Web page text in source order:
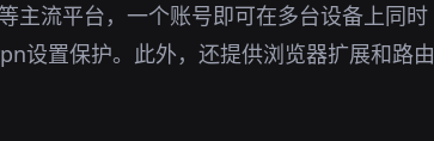
流平台，一个账号即可在多台设备上同时
设置保护。此外，还提供浏览器扩展和路由